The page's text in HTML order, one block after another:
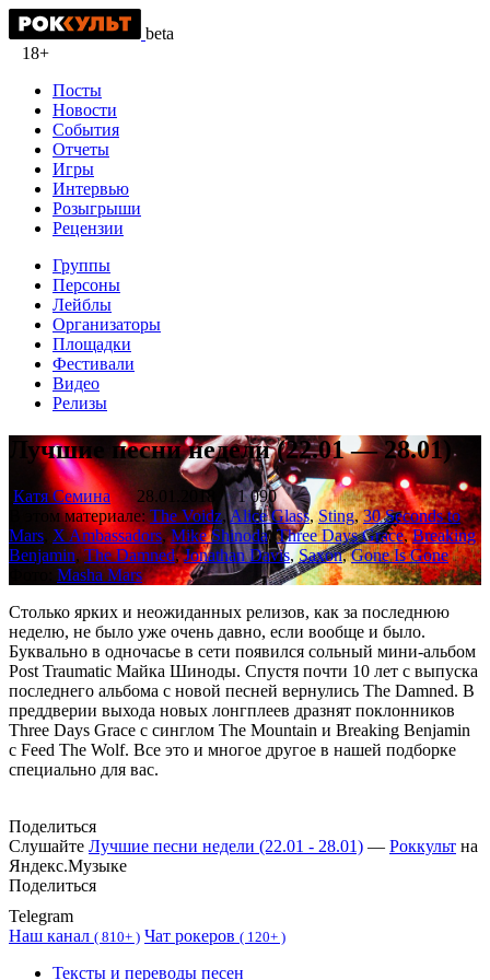
beta
18+
Посты
Новости
События
Отчеты
Игры
Интервью
Розыгрыши
Рецензии
Группы
Персоны
Лейблы
Организаторы
Площадки
Фестивали
Видео
Релизы
Лучшие песни недели (22.01 — 28.01)
Катя Семина 28.01.2018
1 090
В этом материале:The Voidz,Alice Glass,Sting,30 Seconds to
Mars X Ambassadors,Mike Shinoda,Three Days Grace,Breaking
Benjamin,The Damned,Jonathan Davis,Saxon,Gone Is Gone
Masha Mars
Столько ярких и неожиданных релизов, как за последнюю
неделю, не было уже очень давно, если вообще и было.
Буквально в одночасье в сети появился сольный мини-альбом
Post Traumatic Майка Шиноды. Спустя почти 10 лет с выпуска
последнего альбома с новой песней вернулись The Damned. В
преддверии выхода новых лонгплеев дразнят поклонников
Three Days Grace с синглом The Mountain и Breaking Benjamin
с Feed The Wolf. Все это и многое другое в нашей подборке
специально для вас.
Поделиться
Слушайте Лучшие песни недели (22.01 - 28.01) — Роккульт на
Яндекс.Музыке
Поделиться
Telegram
Наш канал ( 810+ ) Чат рокеров ( 120+ )
Тексты и переводы песен